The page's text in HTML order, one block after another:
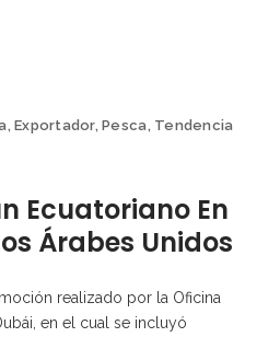
,Exportador,Pesca, Tendencia
Ecuatoriano En
Árabes Unidos
realizado por la Oficina
en el cual se incluyó